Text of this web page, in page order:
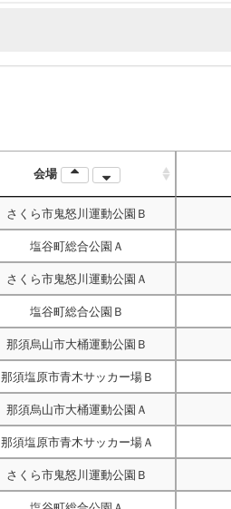
会場
さくら市鬼怒川運動公園Ｂ
塩谷町総合公園Ａ
さくら市鬼怒川運動公園Ａ
塩谷町総合公園Ｂ
那須烏山市大桶運動公園Ｂ
那須塩原市青木サッカー場Ｂ
那須烏山市大桶運動公園Ａ
那須塩原市青木サッカー場Ａ
さくら市鬼怒川運動公園Ｂ